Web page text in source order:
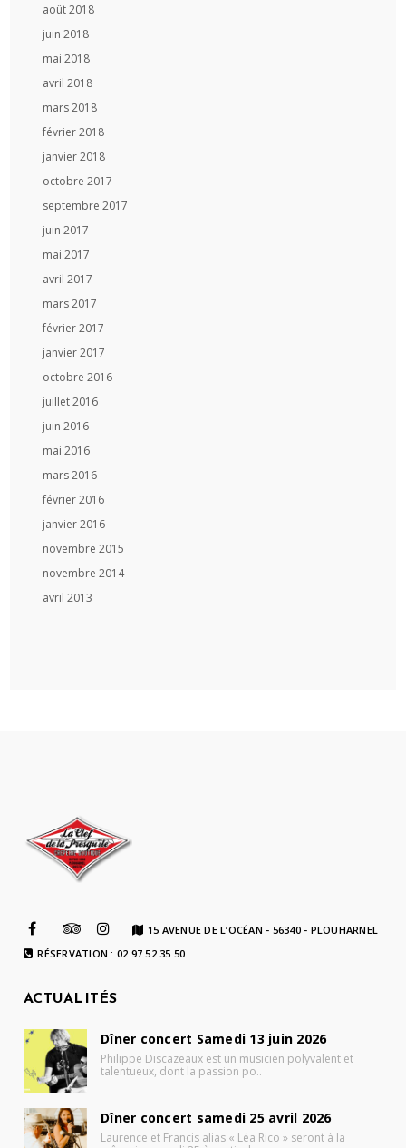
août 2018
juin 2018
mai 2018
avril 2018
mars 2018
février 2018
janvier 2018
octobre 2017
septembre 2017
juin 2017
mai 2017
avril 2017
mars 2017
février 2017
janvier 2017
octobre 2016
juillet 2016
juin 2016
mai 2016
mars 2016
février 2016
janvier 2016
novembre 2015
novembre 2014
avril 2013
15 AVENUE DE L’OCÉAN - 56340 - PLOUHARNEL
RÉSERVATION : 02 97 52 35 50
ACTUALITÉS
Dîner concert Samedi 13 juin 2026
Philippe Discazeaux est un musicien polyvalent et
talentueux, dont la passion po..
Dîner concert samedi 25 avril 2026
Laurence et Francis alias « Léa Rico » seront à la